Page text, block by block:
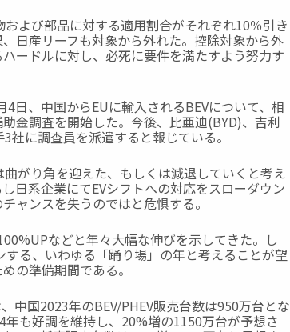
よび部品に対する適用割合がそれぞれ10％引き
日産リーフも対象から外れた。控除対象から外
ードルに対し、必死に要件を満たすよう努力す
日、中国からEUに輸入されるBEVについて、相
金調査を開始した。今後、比亜迪(BYD)、吉利
社に調査員を派遣すると報じている。
がり角を迎えた、もしくは減退していくと考え
日系企業にてEVシフトへの対応をスローダウン
ャンスを失うのではと危惧する。
などと年々大幅な伸びを示してきた。し
る、いわゆる「踊り場」の年と考えることが望
の準備期間である。
中国2023年のBEV/PHEV販売台数は950万台とな
も好調を維持し、20%増の1150万台が予想さ